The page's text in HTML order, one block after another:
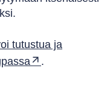
tutustua ja
.